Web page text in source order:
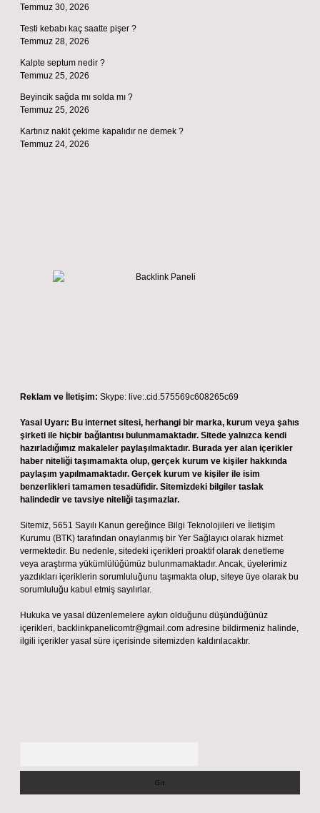
Temmuz 30, 2026
Testi kebabı kaç saatte pişer ?
Temmuz 28, 2026
Kalpte septum nedir ?
Temmuz 25, 2026
Beyincik sağda mı solda mı ?
Temmuz 25, 2026
Kartınız nakit çekime kapalıdır ne demek ?
Temmuz 24, 2026
Reklam ve İletişim: Skype: live:.cid.575569c608265c69
Yasal Uyarı: Bu internet sitesi, herhangi bir marka, kurum veya şahıs
şirketi ile hiçbir bağlantısı bulunmamaktadır. Sitede yalnızca kendi
hazırladığımız makaleler paylaşılmaktadır. Burada yer alan içerikler
haber niteliği taşımamakta olup, gerçek kurum ve kişiler hakkında
paylaşım yapılmamaktadır. Gerçek kurum ve kişiler ile isim
benzerlikleri tamamen tesadüfidir. Sitemizdeki bilgiler taslak
halindedir ve tavsiye niteliği taşımazlar.
Sitemiz, 5651 Sayılı Kanun gereğince Bilgi Teknolojileri ve İletişim
Kurumu (BTK) tarafından onaylanmış bir Yer Sağlayıcı olarak hizmet
vermektedir. Bu nedenle, sitedeki içerikleri proaktif olarak denetleme
veya araştırma yükümlülüğümüz bulunmamaktadır. Ancak, üyelerimiz
yazdıkları içeriklerin sorumluluğunu taşımakta olup, siteye üye olarak bu
sorumluluğu kabul etmiş sayılırlar.
Hukuka ve yasal düzenlemelere aykırı olduğunu düşündüğünüz
içerikleri, backlinkpanelicomtr@gmail.com adresine bildirmeniz halinde,
ilgili içerikler yasal süre içerisinde sitemizden kaldırılacaktır.